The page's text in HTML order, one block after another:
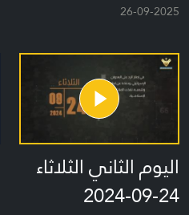
26-09-2025
اليوم الثاني الثلاثاء
24-09-2024